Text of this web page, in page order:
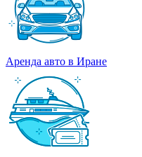
Аренда авто в Иране